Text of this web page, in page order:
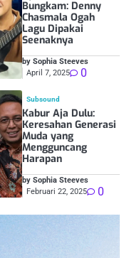
Bungkam: Denny
Chasmala Ogah
Lagu Dipakai
Seenaknya
by Sophia Steeves
April 7, 2025
0
Subsound
Kabur Aja Dulu:
Keresahan Generasi
Muda yang
Mengguncang
Harapan
by Sophia Steeves
Februari 22, 2025
0